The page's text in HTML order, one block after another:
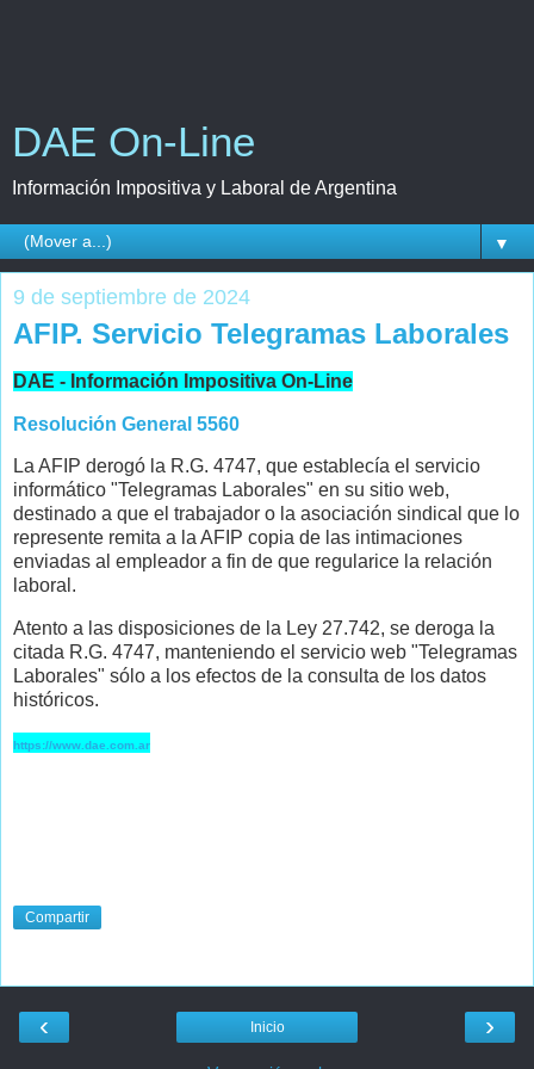
DAE On-Line
Información Impositiva y Laboral de Argentina
▼
9 de septiembre de 2024
AFIP. Servicio Telegramas Laborales
DAE - Información Impositiva On-Line
Resolución General 5560
La AFIP derogó la R.G. 4747, que establecía el servicio
informático "Telegramas Laborales" en su sitio web,
destinado a que el trabajador o la asociación sindical que lo
represente remita a la AFIP copia de las intimaciones
enviadas al empleador a fin de que regularice la relación
laboral.
Atento a las disposiciones de la Ley 27.742, se deroga la
citada R.G. 4747, manteniendo el servicio web "Telegramas
Laborales" sólo a los efectos de la consulta de los datos
históricos.
https://www.dae.com.ar
Compartir
‹ ›
Inicio